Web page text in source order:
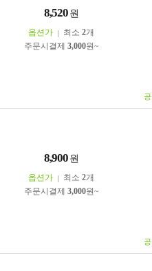
8,520 원
옵션가 최소 2개
주문시결제 3,000원~
8,900 원
옵션가 최소 2개
주문시결제 3,000원~